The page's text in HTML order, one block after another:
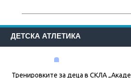
ДЕТСКА АТЛЕТИКА
Тренировките за деца в СКЛА